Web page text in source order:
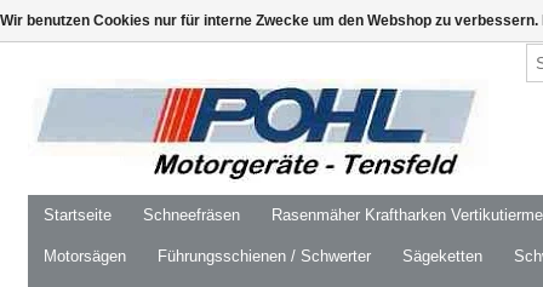
Startseite Schneefräsen Rasenmäher Kraftharken
Motorsägen Führungsschienen / Schwerter Sägeketten
Wir benutzen Cookies nur für interne Zwecke um den Webshop zu